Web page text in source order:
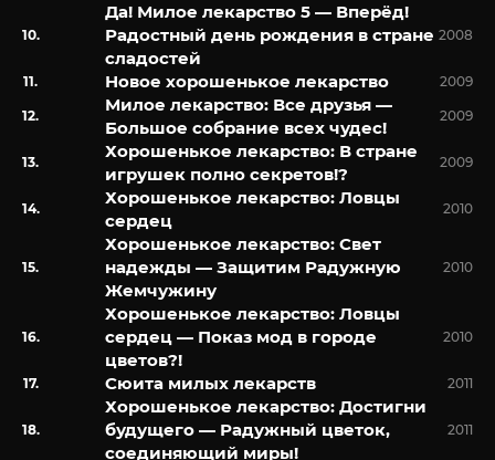
Да! Милое лекарство 5 — Вперёд!
Радостный день рождения в стране
сладостей
2008
Новое хорошенькое лекарство 2009
Милое лекарство: Все друзья —
Большое собрание всех чудес!
2009
Хорошенькое лекарство: В стране
игрушек полно секретов!?
2009
Хорошенькое лекарство: Ловцы
сердец
2010
Хорошенькое лекарство: Свет
надежды — Защитим Радужную
Жемчужину
2010
Хорошенькое лекарство: Ловцы
сердец — Показ мод в городе
цветов?!
2010
Сюита милых лекарств 2011
Хорошенькое лекарство: Достигни
будущего — Радужный цветок,
соединяющий миры!
2011